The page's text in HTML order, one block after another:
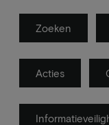
Zoeken
Acties